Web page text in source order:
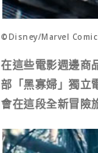
©Disney/Marvel
在這些電影週邊商
部「黑寡婦」獨立
會在這段全新冒險